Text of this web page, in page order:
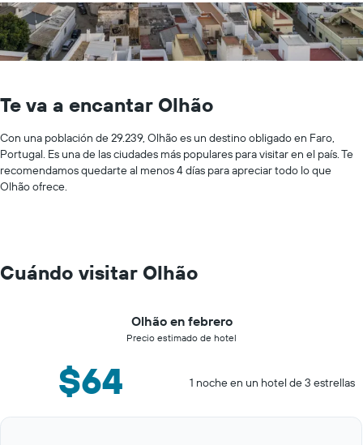
Te va a encantar Olhão
Con una población de 29.239, Olhão es un destino obligado en Faro,
Portugal. Es una de las ciudades más populares para visitar en el país. Te
recomendamos quedarte al menos 4 días para apreciar todo lo que
Olhão ofrece.
Cuándo visitar Olhão
Olhão en febrero
Precio estimado de hotel
$64 1 noche en un hotel de 3 estrellas